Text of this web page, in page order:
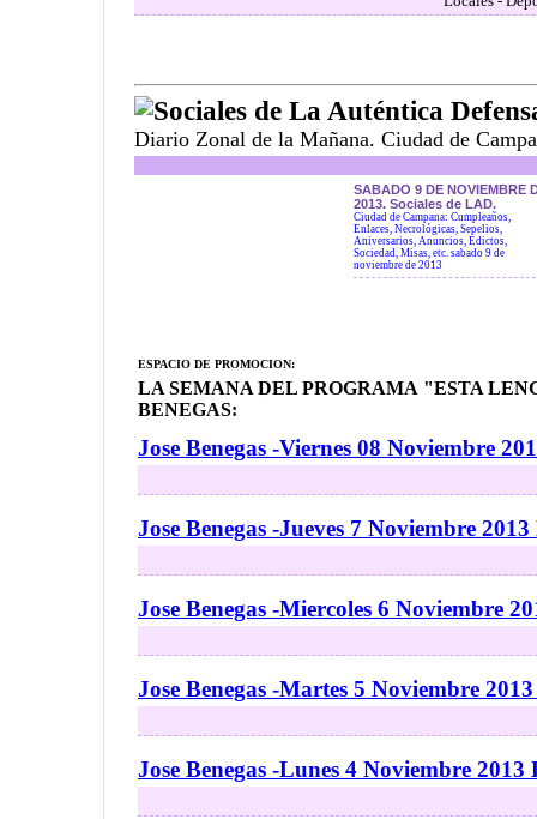
Sociales de La Auténtica
Diario Zonal de la Mañana. Ciudad de
SABADO 9 DE NOVIEMBRE
2013. Sociales de LAD.
Ciudad de Campana: Cumpleaños,
Enlaces, Necrológicas, Sepelios,
Aniversarios, Anuncios, Edictos,
Sociedad, Misas, etc. sabado 9 de
noviembre de 2013
ESPACIO DE PROMOCION:
LA SEMANA DEL PROGRAMA "ESTA
BENEGAS:
Jose Benegas -Viernes 08 Noviembre
Jose Benegas -Jueves 7 Noviembre
Jose Benegas -Miercoles 6 Noviembre
Jose Benegas -Martes 5 Noviembre
Jose Benegas -Lunes 4 Noviembre